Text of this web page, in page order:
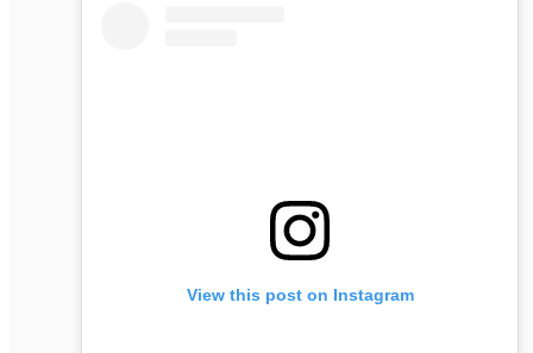
View this post on Instagram